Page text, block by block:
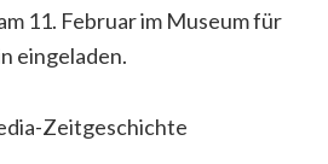
11. Februar im Museum für
eingeladen.
Zeitgeschichte